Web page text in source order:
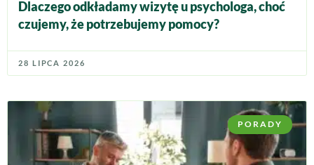
Dlaczego odkładamy wizytę u psychologa, choć
czujemy, że potrzebujemy pomocy?
28 LIPCA 2026
PORADY